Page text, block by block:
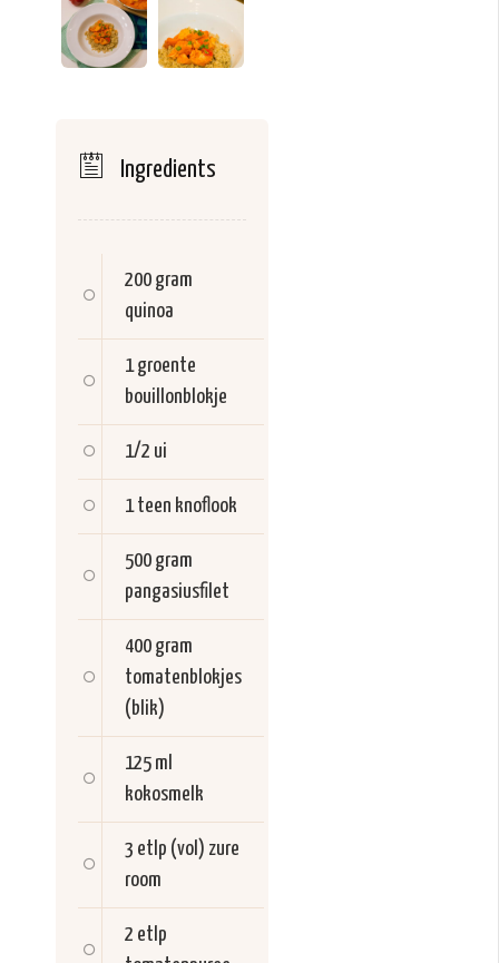
Ingredients
200 gram
quinoa
1 groente
bouillonblokje
1/2 ui
1 teen knoflook
500 gram
pangasiusfilet
400 gram
tomatenblokjes
(blik)
125 ml
kokosmelk
3 etlp (vol) zure
room
2 etlp